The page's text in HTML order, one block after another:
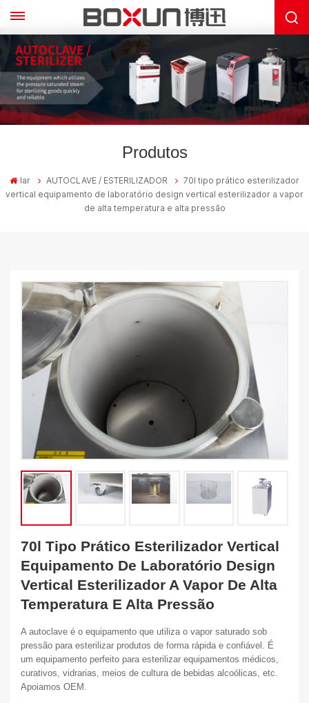
Produtos
lar AUTOCLAVE / ESTERILIZADOR
70l tipo prático esterilizador
vertical equipamento de laboratório design vertical esterilizador a vapor
de alta temperatura e alta pressão
70l Tipo Prático Esterilizador Vertical
Equipamento De Laboratório Design
Vertical Esterilizador A Vapor De Alta
Temperatura E Alta Pressão
A autoclave é o equipamento que utiliza o vapor saturado sob
pressão para esterilizar produtos de forma rápida e confiável. É
um equipamento perfeito para esterilizar equipamentos médicos,
curativos, vidrarias, meios de cultura de bebidas alcoólicas, etc.
Apoiamos OEM.